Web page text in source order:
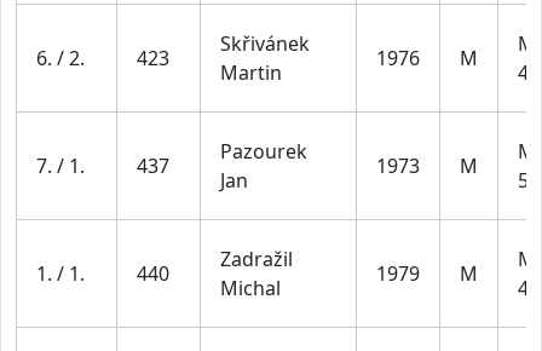
6. / 2. 423
Skřivánek
Martin
1976 M
7. / 1. 437
Pazourek
Jan
1973 M
1. / 1. 440
Zadražil
Michal
1979 M